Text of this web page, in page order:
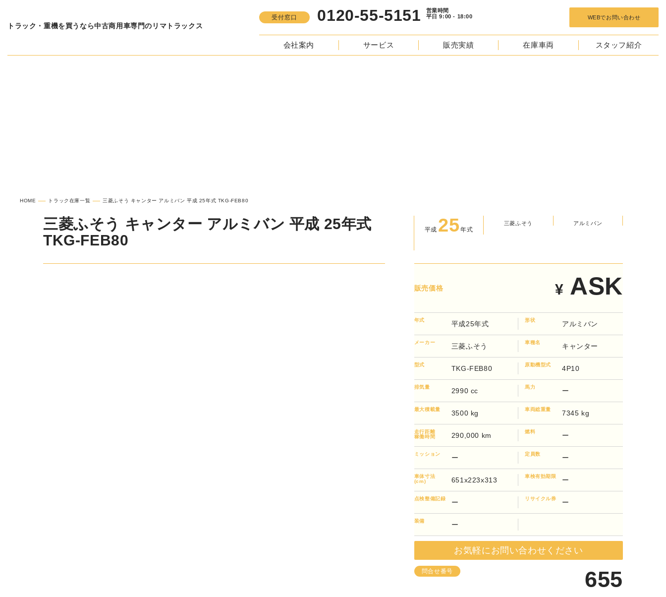
トラック・重機を買うなら中古商用車専門のリマトラックス
受付窓口 0120-55-5151
営業時間
平日 9:00 - 18:00
WEBでお問い合わせ
会社案内 サービス 販売実績 在庫車両 スタッフ紹介
HOME トラック在庫一覧 三菱ふそう キャンター アルミバン 平成 25年式 TKG-FEB80
三菱ふそう キャンター アルミバン 平成 25年式
TKG-FEB80
平成 25 年式
三菱ふそう アルミバン
販売価格 ¥ASK
年式 平成25年式 形状 アルミバン
メーカー 三菱ふそう 車種名 キャンター
型式 TKG-FEB80 原動機型式 4P10
排気量 2990 cc 馬力 ー
最大積載量 3500 kg 車両総重量 7345 kg
走行距離
稼働時間
290,000 km 燃料 ー
ミッション ー 定員数 ー
車体寸法
(cm)
651x223x313 車検有効期限 ー
点検整備記録 ー リサイクル券 ー
装備 ー
お気軽にお問い合わせください
問合せ番号 655